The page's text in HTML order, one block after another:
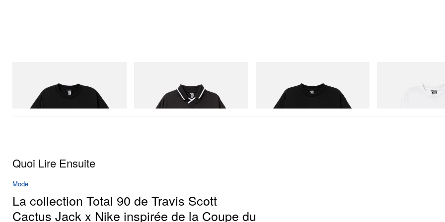
Billionaire Boys Club X Initial D Cotton T-
Acheter maintenant
Acheter maintenant
Billionaire Boys Club X Initial D Cotton T-
Acheter maintenant
Billionaire Boys Club X
Quoi Lire Ensuite
Mode
La collection Total 90 de Travis Scott
Cactus Jack x Nike inspirée de la Coupe du